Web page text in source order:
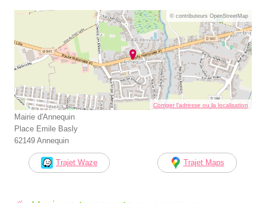
© contributeurs OpenStreetMap
Corriger l’adresse ou la localisation
Mairie d'Annequin
Place Emile Basly
62149 Annequin
Trajet Waze Trajet Maps